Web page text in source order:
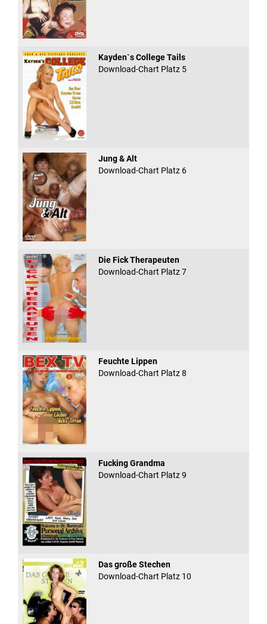
Kayden`s College Tails
Download-Chart Platz 5
Jung & Alt
Download-Chart Platz 6
Die Fick Therapeuten
Download-Chart Platz 7
Feuchte Lippen
Download-Chart Platz 8
Fucking Grandma
Download-Chart Platz 9
Das große Stechen
Download-Chart Platz 10